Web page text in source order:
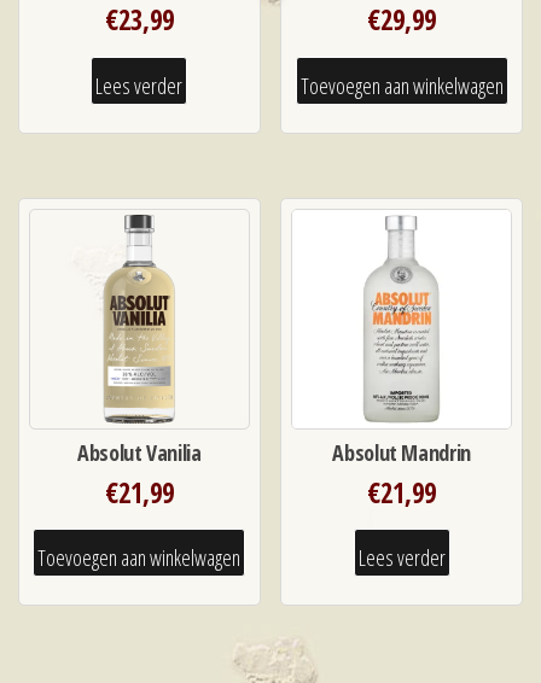
€23,99
Lees verder
€29,99
Toevoegen aan winkelwagen
Absolut Vanilia
€21,99
Toevoegen aan winkelwagen
Absolut Mandrin
€21,99
Lees verder